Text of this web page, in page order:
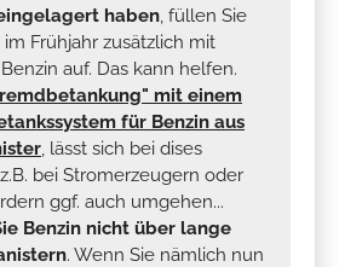
haben, füllen Sie
im Frühjahr zusätzlich mit
auf. Das kann helfen.
mit einem
für Benzin aus
, lässt sich bei dises
bei Stromerzeugern oder
ggf. auch umgehen...
Benzin nicht über lange
. Wenn Sie nämlich nun